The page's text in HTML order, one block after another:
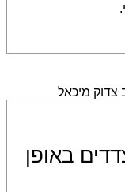
צדוק מיכאל
באופן